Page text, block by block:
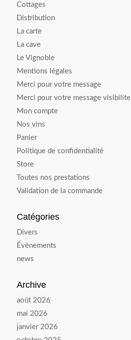
Cottages
Distribution
La carte
La cave
Le Vignoble
Mentions légales
Merci pour votre message
Merci pour votre message visibilite
Mon compte
Nos vins
Panier
Politique de confidentialité
Store
Toutes nos prestations
Validation de la commande
Catégories
Divers
Évènements
news
Archive
août 2026
mai 2026
janvier 2026